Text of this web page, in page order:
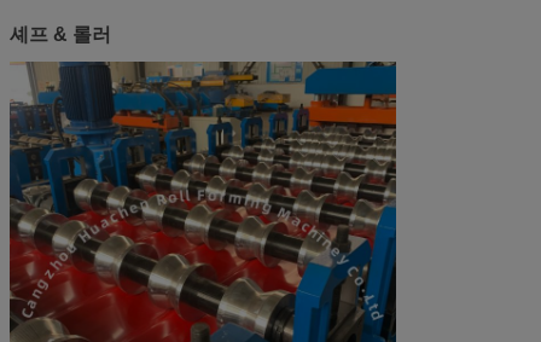
셰프 & 롤러